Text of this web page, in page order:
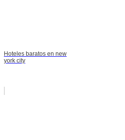
Hoteles baratos en new
york city